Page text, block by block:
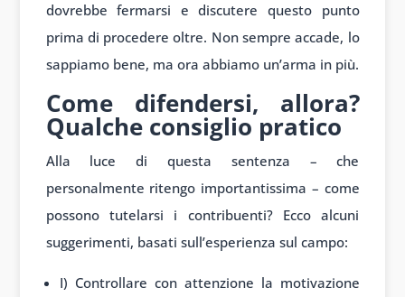
dovrebbe fermarsi e discutere questo punto
prima di procedere oltre. Non sempre accade, lo
sappiamo bene, ma ora abbiamo un’arma in più.
Come difendersi, allora?
Qualche consiglio pratico
Alla luce di questa sentenza – che
personalmente ritengo importantissima – come
possono tutelarsi i contribuenti? Ecco alcuni
suggerimenti, basati sull’esperienza sul campo:
I) Controllare con attenzione la motivazione